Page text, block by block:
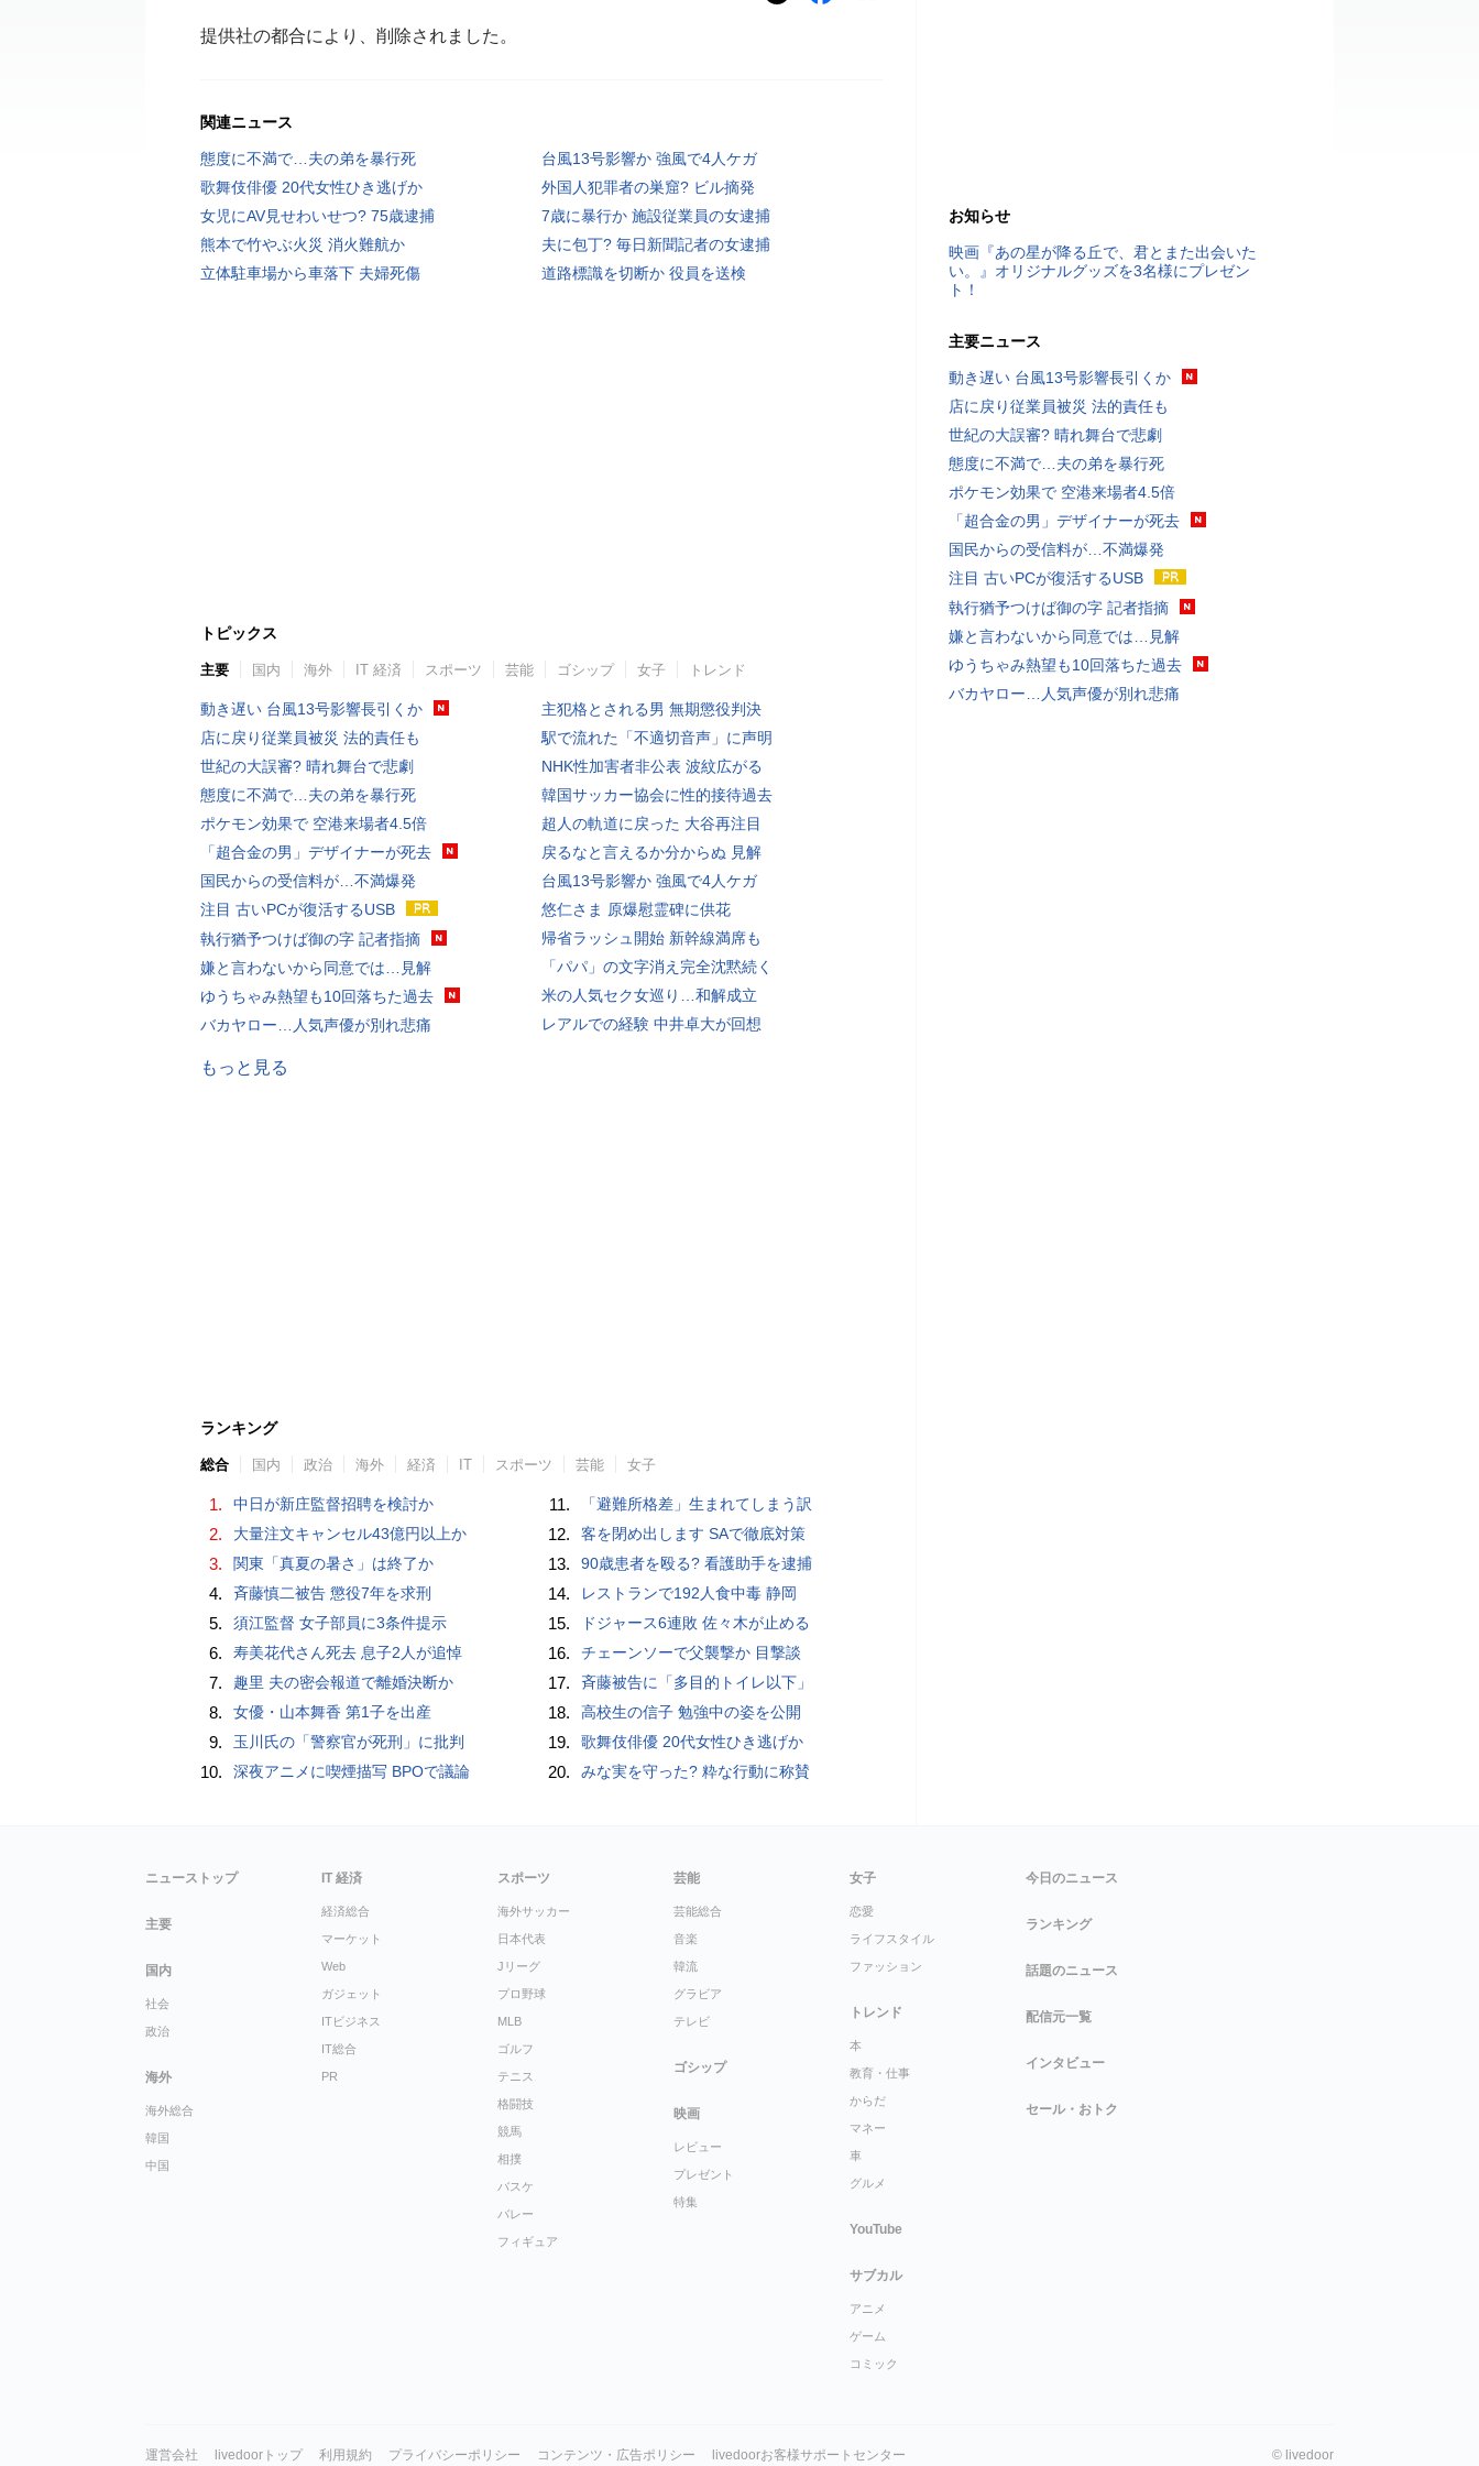
提供社の都合により、削除されました。
関連ニュース
態度に不満で…夫の弟を暴行死
台風13号影響か 強風で4人ケガ
歌舞伎俳優 20代女性ひき逃げか
外国人犯罪者の巣窟? ビル摘発
女児にAV見せわいせつ? 75歳逮捕
7歳に暴行か 施設従業員の女逮捕
熊本で竹やぶ火災 消火難航か
夫に包丁? 毎日新聞記者の女逮捕
立体駐車場から車落下 夫婦死傷
道路標識を切断か 役員を送検
トピックス
主要 国内 海外 IT 経済 スポーツ 芸能 ゴシップ 女子 トレンド
動き遅い 台風13号影響長引くか
店に戻り従業員被災 法的責任も
世紀の大誤審? 晴れ舞台で悲劇
態度に不満で…夫の弟を暴行死
ポケモン効果で 空港来場者4.5倍
「超合金の男」デザイナーが死去
国民からの受信料が…不満爆発
注目 古いPCが復活するUSB
執行猶予つけば御の字 記者指摘
嫌と言わないから同意では…見解
ゆうちゃみ熱望も10回落ちた過去
バカヤロー…人気声優が別れ悲痛
主犯格とされる男 無期懲役判決
駅で流れた「不適切音声」に声明
NHK性加害者非公表 波紋広がる
韓国サッカー協会に性的接待過去
超人の軌道に戻った 大谷再注目
戻るなと言えるか分からぬ 見解
台風13号影響か 強風で4人ケガ
悠仁さま 原爆慰霊碑に供花
帰省ラッシュ開始 新幹線満席も
「パパ」の文字消え完全沈黙続く
米の人気セク女巡り…和解成立
レアルでの経験 中井卓大が回想
もっと見る
ランキング
総合 国内 政治 海外 経済 IT スポーツ 芸能 女子
1. 中日が新庄監督招聘を検討か
2. 大量注文キャンセル43億円以上か
3. 関東「真夏の暑さ」は終了か
4. 斉藤慎二被告 懲役7年を求刑
5. 須江監督 女子部員に3条件提示
6. 寿美花代さん死去 息子2人が追悼
7. 趣里 夫の密会報道で離婚決断か
8. 女優・山本舞香 第1子を出産
9. 玉川氏の「警察官が死刑」に批判
10. 深夜アニメに喫煙描写 BPOで議論
11. 「避難所格差」生まれてしまう訳
12. 客を閉め出します SAで徹底対策
13. 90歳患者を殴る? 看護助手を逮捕
14. レストランで192人食中毒 静岡
15. ドジャース6連敗 佐々木が止める
16. チェーンソーで父襲撃か 目撃談
17. 斉藤被告に「多目的トイレ以下」
18. 高校生の信子 勉強中の姿を公開
19. 歌舞伎俳優 20代女性ひき逃げか
20. みな実を守った? 粋な行動に称賛
お知らせ
映画『あの星が降る丘で、君とまた出会いた
い。』オリジナルグッズを3名様にプレゼン
ト！
主要ニュース
動き遅い 台風13号影響長引くか
店に戻り従業員被災 法的責任も
世紀の大誤審? 晴れ舞台で悲劇
態度に不満で…夫の弟を暴行死
ポケモン効果で 空港来場者4.5倍
「超合金の男」デザイナーが死去
国民からの受信料が…不満爆発
注目 古いPCが復活するUSB
執行猶予つけば御の字 記者指摘
嫌と言わないから同意では…見解
ゆうちゃみ熱望も10回落ちた過去
バカヤロー…人気声優が別れ悲痛
ニューストップ
主要
国内
社会
政治
海外
海外総合
韓国
中国
IT 経済
経済総合
マーケット
Web
ガジェット
ITビジネス
IT総合
PR
スポーツ
海外サッカー
日本代表
Jリーグ
プロ野球
MLB
ゴルフ
テニス
格闘技
競馬
相撲
バスケ
バレー
フィギュア
芸能
芸能総合
音楽
韓流
グラビア
テレビ
ゴシップ
映画
レビュー
プレゼント
特集
女子
恋愛
ライフスタイル
ファッション
トレンド
本
教育・仕事
からだ
マネー
車
グルメ
YouTube
サブカル
アニメ
ゲーム
コミック
今日のニュース
ランキング
話題のニュース
配信元一覧
インタビュー
セール・おトク
運営会社 livedoorトップ 利用規約 プライバシーポリシー コンテンツ・広告ポリシー livedoorお客様サポートセンター © livedoor